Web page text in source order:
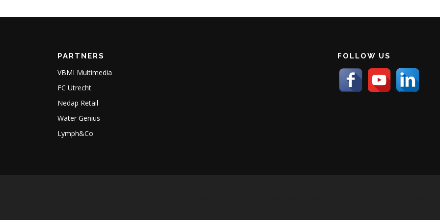
PARTNERS
VBMI Multimedia
FC Utrecht
Nedap Retail
Water Genius
Lymph&Co
FOLLOW US